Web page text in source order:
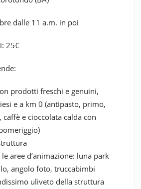
dalle 11 a.m. in poi
25€
prodotti freschi e genuini,
e a km 0 (antipasto, primo,
caffè e cioccolata calda con
aree d’animazione: luna park
angolo foto, truccabimbi
uliveto della struttura